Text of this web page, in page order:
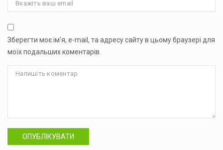
Зберегти моє ім'я, e-mail, та адресу сайту в цьому браузері для
моїх подальших коментарів.
ОПУБЛІКУВАТИ